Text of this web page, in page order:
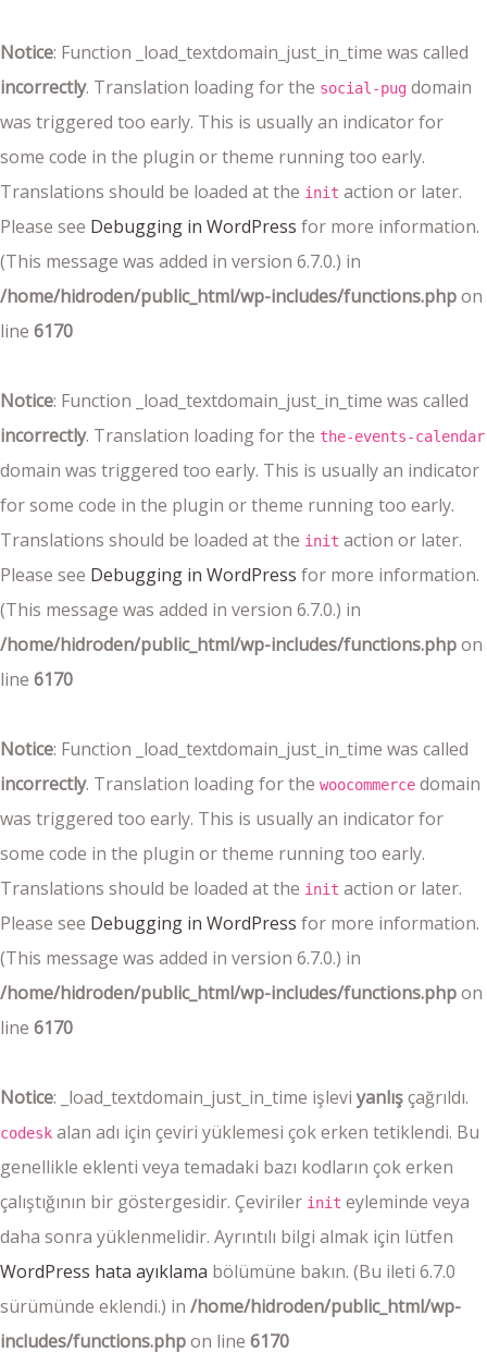
Notice: Function _load_textdomain_just_in_time was called
incorrectly. Translation loading for the social-pug domain
was triggered too early. This is usually an indicator for
some code in the plugin or theme running too early.
Translations should be loaded at the init action or later.
Please see Debugging in WordPress for more information.
(This message was added in version 6.7.0.) in
/home/hidroden/public_html/wp-includes/functions.phpon
line 6170
Notice: Function _load_textdomain_just_in_time was called
incorrectly. Translation loading for the the-events-calendar
domain was triggered too early. This is usually an indicator
for some code in the plugin or theme running too early.
Translations should be loaded at the init action or later.
Please see Debugging in WordPress for more information.
(This message was added in version 6.7.0.) in
/home/hidroden/public_html/wp-includes/functions.phpon
line 6170
Notice: Function _load_textdomain_just_in_time was called
incorrectly. Translation loading for the woocommerce domain
was triggered too early. This is usually an indicator for
some code in the plugin or theme running too early.
Translations should be loaded at the init action or later.
Please see Debugging in WordPress for more information.
(This message was added in version 6.7.0.) in
/home/hidroden/public_html/wp-includes/functions.phpon
line 6170
Notice: _load_textdomain_just_in_time işlevi yanlışçağrıldı.
codesk alan adı için çeviri yüklemesi çok erken tetiklendi. Bu
genellikle eklenti veya temadaki bazı kodların çok erken
çalıştığının bir göstergesidir. Çeviriler init eyleminde veya
daha sonra yüklenmelidir. Ayrıntılı bilgi almak için lütfen
WordPress hata ayıklama bölümüne bakın. (Bu ileti 6.7.0
sürümünde eklendi.) in /home/hidroden/public_html/wp-
includes/functions.phpon line 6170